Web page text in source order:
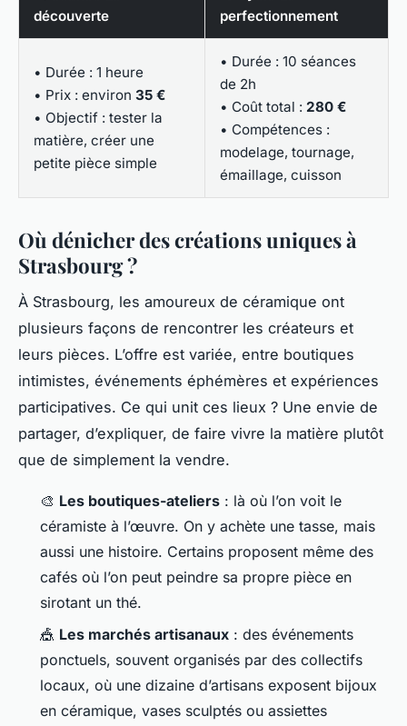
découverte
perfectionnement
• Durée : 1 heure
• Prix : environ 35 €
• Objectif : tester la
matière, créer une
petite pièce simple
• Durée : 10 séances
de 2h
• Coût total : 280 €
• Compétences :
modelage, tournage,
émaillage, cuisson
Où dénicher des créations uniques à
Strasbourg ?
À Strasbourg, les amoureux de céramique ont
plusieurs façons de rencontrer les créateurs et
leurs pièces. L’offre est variée, entre boutiques
intimistes, événements éphémères et expériences
participatives. Ce qui unit ces lieux ? Une envie de
partager, d’expliquer, de faire vivre la matière plutôt
que de simplement la vendre.
🎨 Les boutiques-ateliers : là où l’on voit le
céramiste à l’œuvre. On y achète une tasse, mais
aussi une histoire. Certains proposent même des
cafés où l’on peut peindre sa propre pièce en
sirotant un thé.
🎪 Les marchés artisanaux : des événements
ponctuels, souvent organisés par des collectifs
locaux, où une dizaine d’artisans exposent bijoux
en céramique, vases sculptés ou assiettes